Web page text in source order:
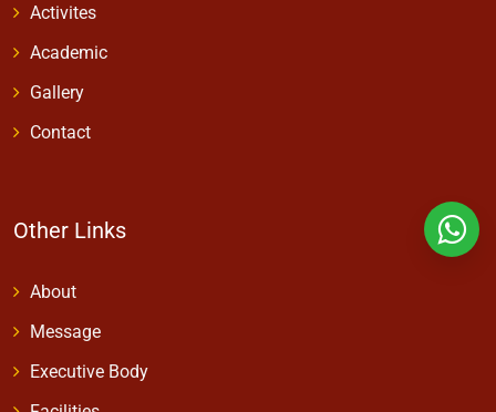
Activites
Academic
Gallery
Contact
Other Links
About
Message
Executive Body